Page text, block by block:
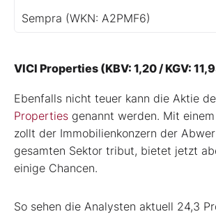
Sempra (WKN: A2PMF6)
VICI Properties (KBV: 1,20 / KGV:
Ebenfalls nicht teuer kann die Aktie
Properties genannt werden. Mit einem
zollt der Immobilienkonzern der
gesamten Sektor tribut, bietet jetzt
einige Chancen.
So sehen die Analysten aktuell 24,3